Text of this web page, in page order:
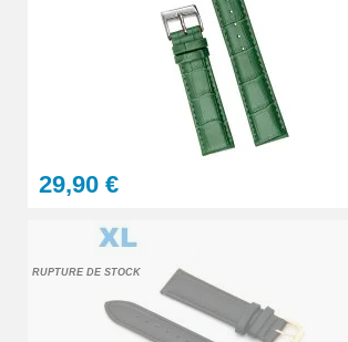
28,90 €
Pointeau de Pose
9,90 €
Kit Réparation Montre
Sacoche Outils
29,90 €
RUPTURE DE STOCK